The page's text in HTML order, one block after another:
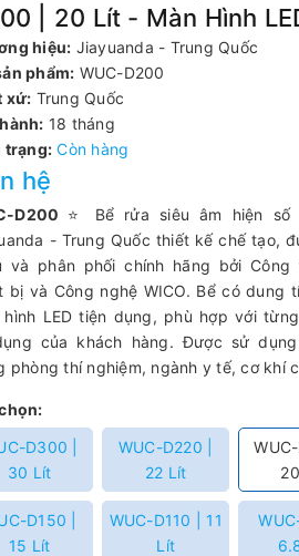
| 20 Lít - Màn Hình
hiệu: Jiayuanda - Trung Quốc
phẩm: WUC-D200
xứ: Trung Quốc
18 tháng
trạng: Còn hàng
hệ
D200 ⭐ Bể rửa siêu âm hiện số
- Trung Quốc thiết kế chế tạo,
và phân phối chính hãng bởi Công
bị và Công nghệ WICO. Bể có dung
hình LED tiện dụng, phù hợp với
của khách hàng. Được sử
phòng thí nghiệm, ngành y tế, cơ khí
D300 |
30 Lít
WUC-D220 |
22 Lít
D150 |
15 Lít
WUC-D110 | 11
Lít